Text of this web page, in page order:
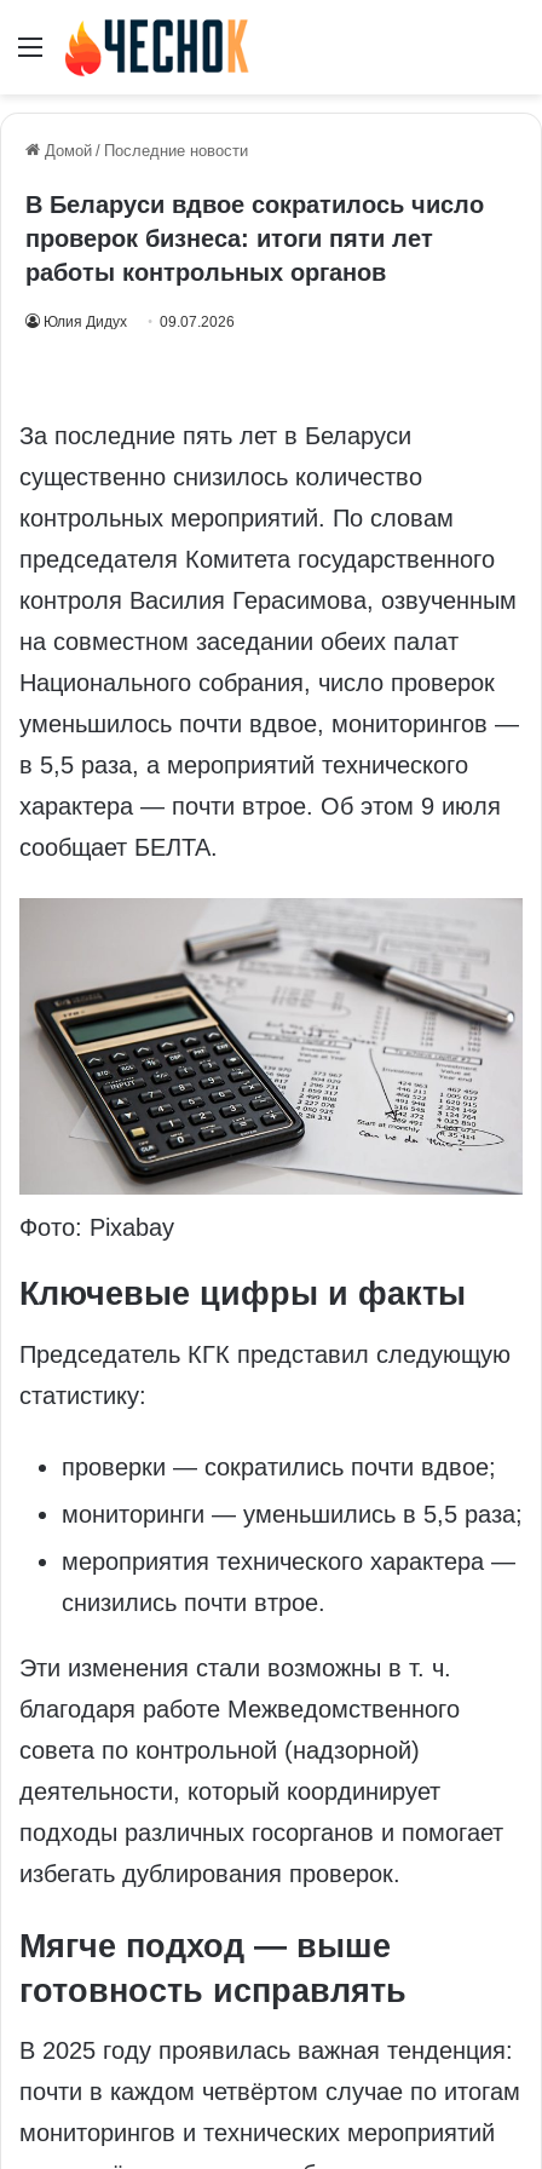
Меню
Домой / Последние новости
В Беларуси вдвое сократилось число
проверок бизнеса: итоги пяти лет
работы контрольных органов
Юлия Дидух 09.07.2026
За последние пять лет в Беларуси
существенно снизилось количество
контрольных мероприятий. По словам
председателя Комитета государственного
контроля Василия Герасимова, озвученным
на совместном заседании обеих палат
Национального собрания, число проверок
уменьшилось почти вдвое, мониторингов —
в 5,5 раза, а мероприятий технического
характера — почти втрое. Об этом 9 июля
сообщает БЕЛТА.
Фото: Pixabay
Ключевые цифры и факты
Председатель КГК представил следующую
статистику:
проверки — сократились почти вдвое;
мониторинги — уменьшились в 5,5 раза;
мероприятия технического характера —
снизились почти втрое.
Эти изменения стали возможны в т. ч.
благодаря работе Межведомственного
совета по контрольной (надзорной)
деятельности, который координирует
подходы различных госорганов и помогает
избегать дублирования проверок.
Мягче подход — выше
готовность исправлять
В 2025 году проявилась важная тенденция:
почти в каждом четвёртом случае по итогам
мониторингов и технических мероприятий